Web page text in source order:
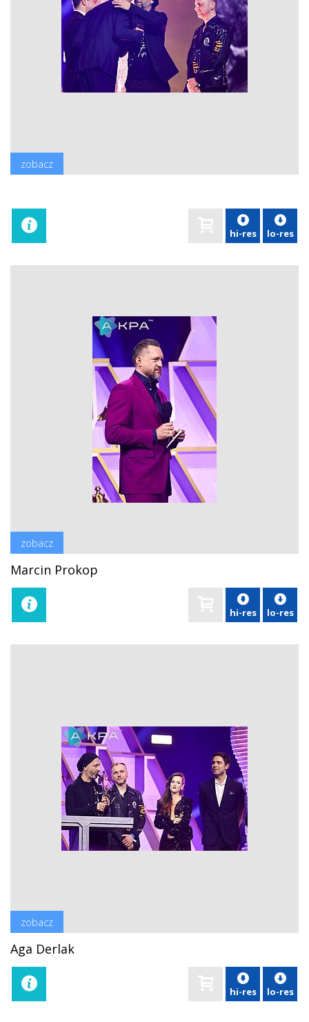
zobacz
hi-res lo-res
zobacz
Marcin Prokop
hi-res lo-res
zobacz
Aga Derlak
hi-res lo-res